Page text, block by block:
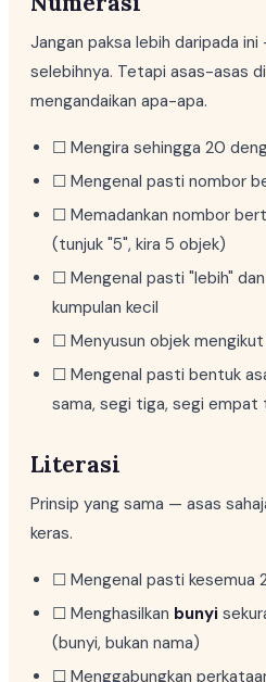
Jangan paksa lebih daripada ini
selebihnya. Tetapi asas-asas
mengandaikan apa-apa.
☐ Mengira sehingga 20
☐ Mengenal pasti nombor
☐ Memadankan nombor
(tunjuk "5", kira 5 objek)
☐ Mengenal pasti "lebih"
kumpulan kecil
☐ Menyusun objek
☐ Mengenal pasti bentuk
sama, segi tiga, segi
Literasi
Prinsip yang sama — asas
keras.
☐ Mengenal pasti kesemua
☐ Menghasilkan bunyi
(bunyi, bukan nama)
☐ Menggabungkan